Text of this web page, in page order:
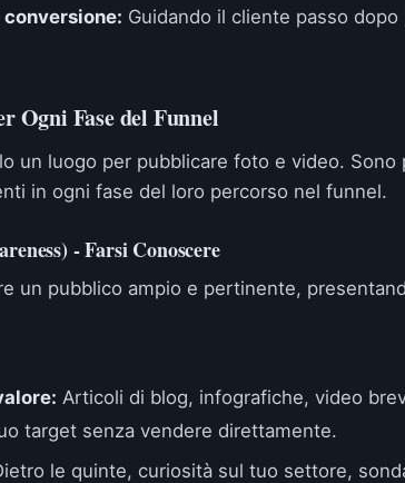
Guidando il cliente passo
Ogni Fase del Funnel
un luogo per pubblicare foto e video.
in ogni fase del loro percorso nel funnel.
- Farsi Conoscere
un pubblico ampio e pertinente,
Articoli di blog, infografiche, video
target senza vendere direttamente.
le quinte, curiosità sul tuo settore,